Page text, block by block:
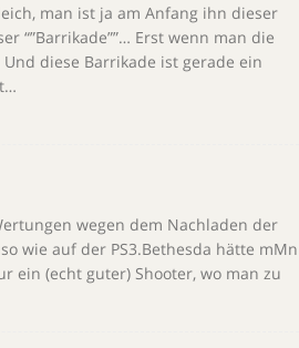
man ist ja am Anfang ihn dieser
“”Barrikade””… Erst wenn man die
diese Barrikade ist gerade ein
wegen dem Nachladen der
wie auf der PS3.Bethesda hätte mMn
ein (echt guter) Shooter, wo man zu